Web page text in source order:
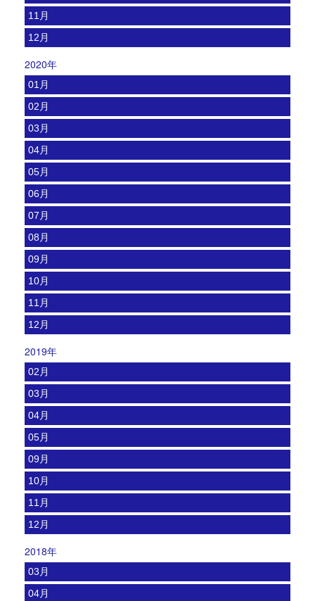
11月
12月
2020年
01月
02月
03月
04月
05月
06月
07月
08月
09月
10月
11月
12月
2019年
02月
03月
04月
05月
09月
10月
11月
12月
2018年
03月
04月